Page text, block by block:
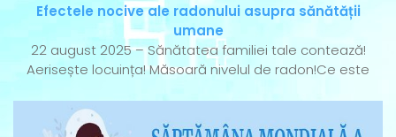
Efectele nocive ale radonului asupra sănătății
umane
22 august 2025 – Sănătatea familiei tale contează!
Aerisește locuința! Măsoară nivelul de radon!Ce este